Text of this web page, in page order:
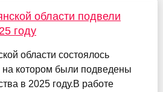
области подвели
году
области состоялось
на котором были подведены
в 2025 году.В работе